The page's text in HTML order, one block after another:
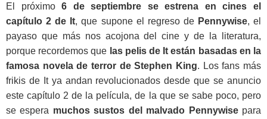
El próximo6 de septiembre se estrena en cines el
capítulo 2 de It, que supone el regreso de Pennywise, el
payaso que más nos acojona del cine y de la literatura,
porque recordemos que las pelis de It están basadas en la
famosa novela de terror de Stephen King. Los fans más
frikis de It ya andan revolucionados desde que se anuncio
este capítulo 2 de la película, de la que se sabe poco, pero
se espera muchos sustos del malvado Pennywisepara